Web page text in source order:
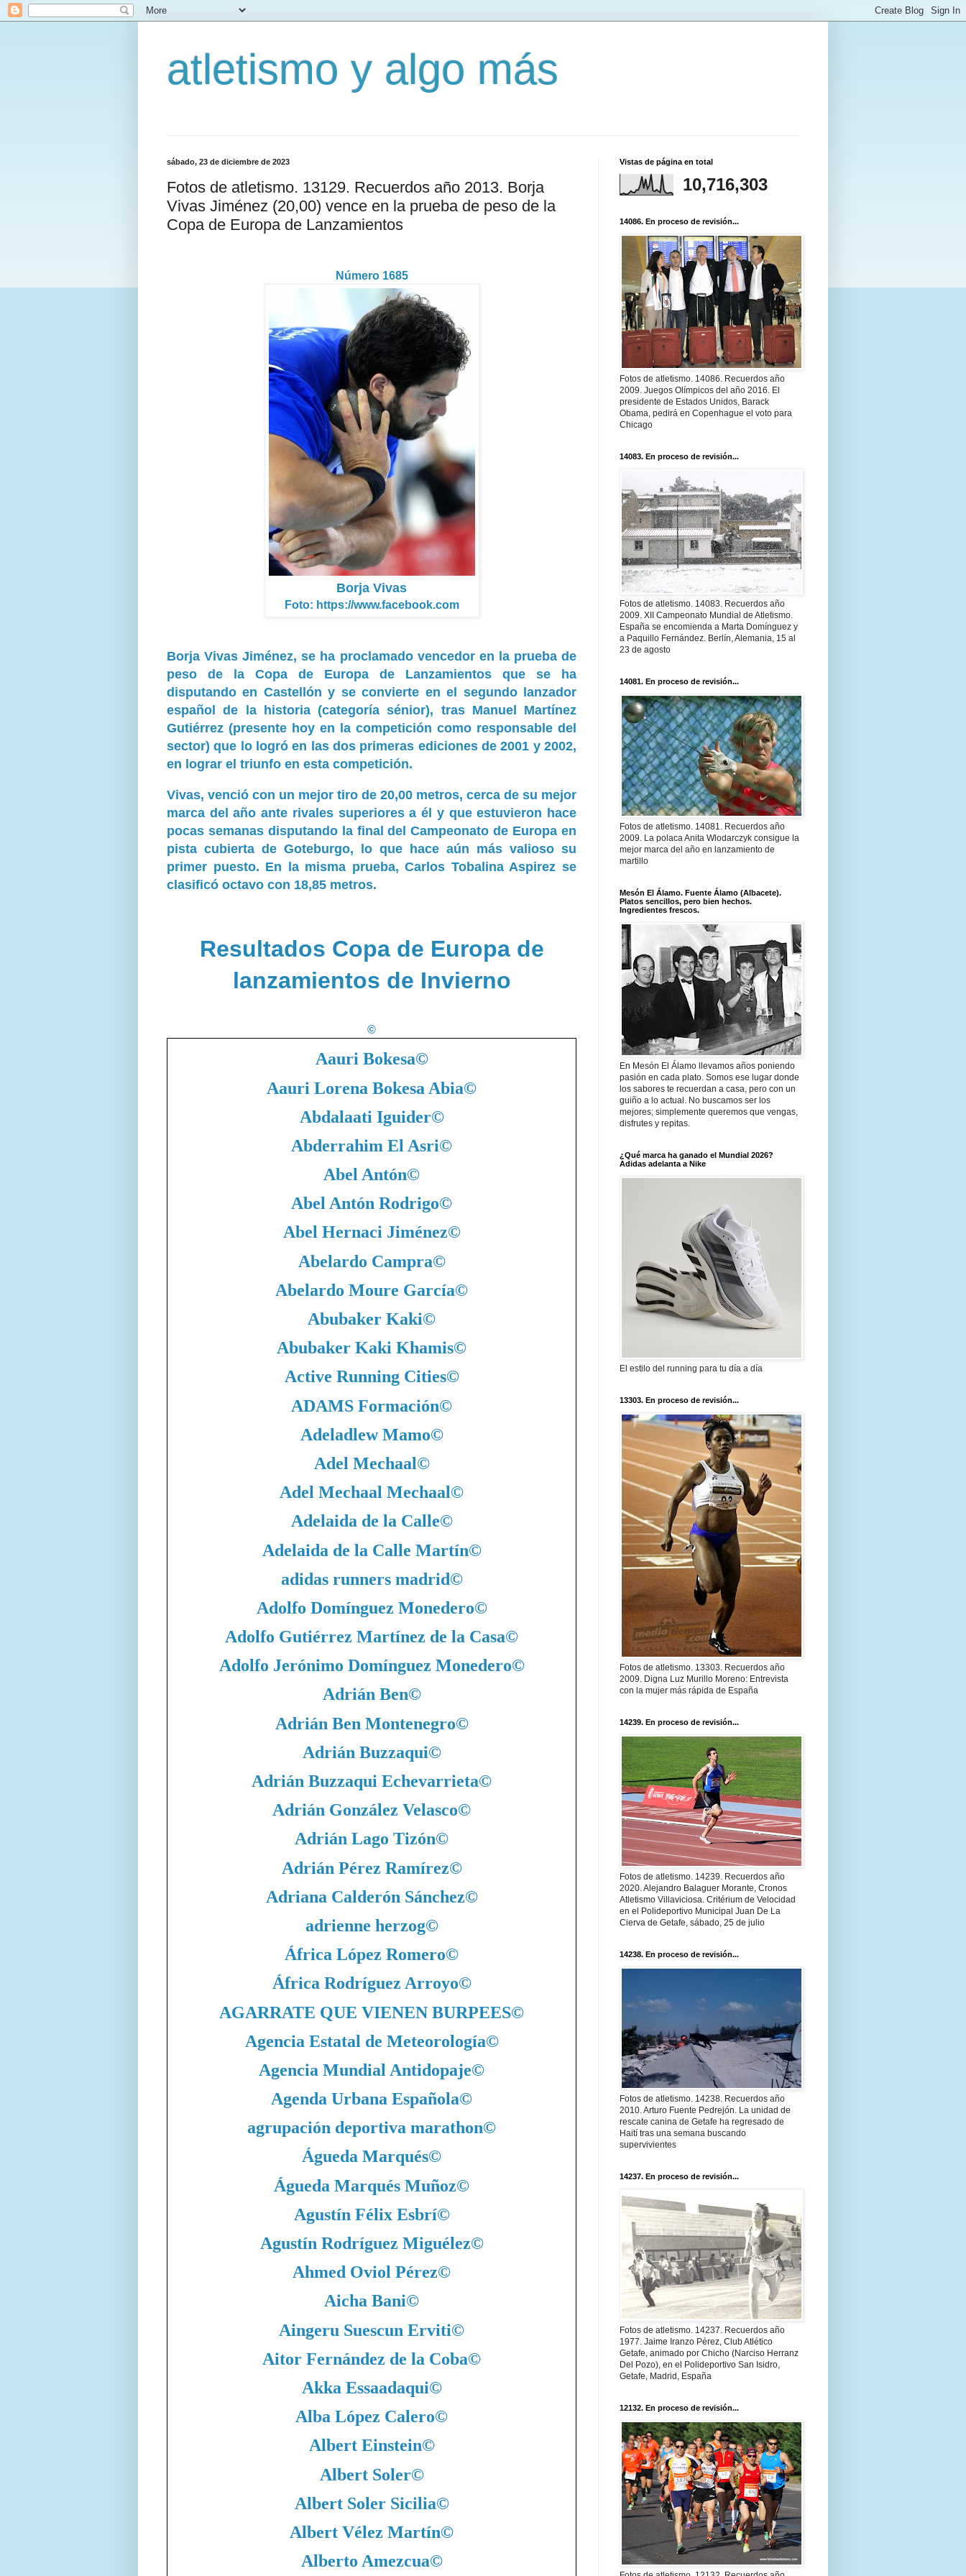
atletismo y algo más
sábado, 23 de diciembre de 2023
Fotos de atletismo. 13129. Recuerdos año 2013. Borja
Vivas Jiménez (20,00) vence en la prueba de peso de la
Copa de Europa de Lanzamientos
Número 1685
Borja Vivas
Foto: https://www.facebook.com
Borja Vivas Jiménez, se ha proclamado vencedor en la prueba de
peso de la Copa de Europa de Lanzamientos que se ha
disputando en Castellón y se convierte en el segundo lanzador
español de la historia (categoría sénior), tras Manuel Martínez
Gutiérrez (presente hoy en la competición como responsable del
sector) que lo logró en las dos primeras ediciones de 2001 y 2002,
en lograr el triunfo en esta competición.
Vivas, venció con un mejor tiro de 20,00 metros, cerca de su mejor
marca del año ante rivales superiores a él y que estuvieron hace
pocas semanas disputando la final del Campeonato de Europa en
pista cubierta de Goteburgo, lo que hace aún más valioso su
primer puesto. En la misma prueba, Carlos Tobalina Aspirez se
clasificó octavo con 18,85 metros.
Resultados Copa de Europa de
lanzamientos de Invierno
©
Aauri Bokesa©
Aauri Lorena Bokesa Abia©
Abdalaati Iguider©
Abderrahim El Asri©
Abel Antón©
Abel Antón Rodrigo©
Abel Hernaci Jiménez©
Abelardo Campra©
Abelardo Moure García©
Abubaker Kaki©
Abubaker Kaki Khamis©
Active Running Cities©
ADAMS Formación©
Adeladlew Mamo©
Adel Mechaal©
Adel Mechaal Mechaal ©
Adelaida de la Calle©
Adelaida de la Calle Martín©
adidas runners madrid©
Adolfo Domínguez Monedero©
Adolfo Gutiérrez Martínez de la Casa©
Adolfo Jerónimo Domínguez Monedero©
Adrián Ben©
Adrián Ben Montenegro©
Adrián Buzzaqui©
Adrián Buzzaqui Echevarrieta©
Adrián González Velasco©
Adrián Lago Tizón©
Adrián Pérez Ramírez©
Adriana Calderón Sánchez©
adrienne herzog©
África López Romero©
África Rodríguez Arroyo©
AGARRATE QUE VIENEN BURPEES©
Agencia Estatal de Meteorología©
Agencia Mundial Antidopaje©
Agenda Urbana Española©
agrupación deportiva marathon©
Águeda Marqués©
Águeda Marqués Muñoz©
Agustín Félix Esbrí©
Agustín Rodríguez Miguélez©
Ahmed Oviol Pérez©
Aicha Bani©
Aingeru Suescun Erviti©
Aitor Fernández de la Coba©
Akka Essaadaqui©
Alba López Calero©
Albert Einstein©
Albert Soler©
Albert Soler Sicilia©
Albert Vélez Martín©
Alberto Amezcua©
Vistas de página en total
10,716,303
14086. En proceso de revisión...
Fotos de atletismo. 14086. Recuerdos año
2009. Juegos Olímpicos del año 2016. El
presidente de Estados Unidos, Barack
Obama, pedirá en Copenhague el voto para
Chicago
14083. En proceso de revisión...
Fotos de atletismo. 14083. Recuerdos año
2009. XII Campeonato Mundial de Atletismo.
España se encomienda a Marta Domínguez y
a Paquillo Fernández. Berlín, Alemania, 15 al
23 de agosto
14081. En proceso de revisión...
Fotos de atletismo. 14081. Recuerdos año
2009. La polaca Anita Wlodarczyk consigue la
mejor marca del año en lanzamiento de
martillo
Mesón El Álamo. Fuente Álamo (Albacete).
Platos sencillos, pero bien hechos.
Ingredientes frescos.
En Mesón El Álamo llevamos años poniendo
pasión en cada plato. Somos ese lugar donde
los sabores te recuerdan a casa, pero con un
guiño a lo actual. No buscamos ser los
mejores; simplemente queremos que vengas,
disfrutes y repitas.
¿Qué marca ha ganado el Mundial 2026?
Adidas adelanta a Nike
El estilo del running para tu día a día
13303. En proceso de revisión...
Fotos de atletismo. 13303. Recuerdos año
2009. Digna Luz Murillo Moreno: Entrevista
con la mujer más rápida de España
14239. En proceso de revisión...
Fotos de atletismo. 14239. Recuerdos año
2020. Alejandro Balaguer Morante, Cronos
Atletismo Villaviciosa. Critérium de Velocidad
en el Polideportivo Municipal Juan De La
Cierva de Getafe, sábado, 25 de julio
14238. En proceso de revisión...
Fotos de atletismo. 14238. Recuerdos año
2010. Arturo Fuente Pedrejón. La unidad de
rescate canina de Getafe ha regresado de
Haití tras una semana buscando
supervivientes
14237. En proceso de revisión...
Fotos de atletismo. 14237. Recuerdos año
1977. Jaime Iranzo Pérez, Club Atlético
Getafe, animado por Chicho (Narciso Herranz
Del Pozo), en el Polideportivo San Isidro,
Getafe, Madrid, España
12132. En proceso de revisión...